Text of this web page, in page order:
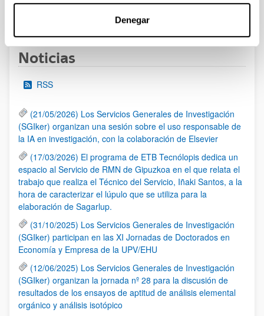
Denegar
Páginas intermedias Use TAB para desplazarse.
PáginaPágina
Noticias
RSS
(21/05/2026) Los Servicios Generales de Investigación
(SGIker) organizan una sesión sobre el uso responsable de
la IA en investigación, con la colaboración de Elsevier
(17/03/2026) El programa de ETB Tecnólopis dedica un
espacio al Servicio de RMN de Gipuzkoa en el que relata el
trabajo que realiza el Técnico del Servicio, Iñaki Santos, a la
hora de caracterizar el lúpulo que se utiliza para la
elaboración de Sagarlup.
(31/10/2025) Los Servicios Generales de Investigación
(SGIker) participan en las XI Jornadas de Doctorados en
Economía y Empresa de la UPV/EHU
(12/06/2025) Los Servicios Generales de Investigación
(SGIker) organizan la jornada nº 28 para la discusión de
resultados de los ensayos de aptitud de análisis elemental
orgánico y análisis isotópico